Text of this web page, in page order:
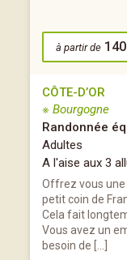
à partir de
CÔTE-D’OR
※ Bourgogne
Randonnée
Adultes
A l'aise aux 3
Offrez vous une
petit coin de
Cela fait
Vous avez un
besoin de […]